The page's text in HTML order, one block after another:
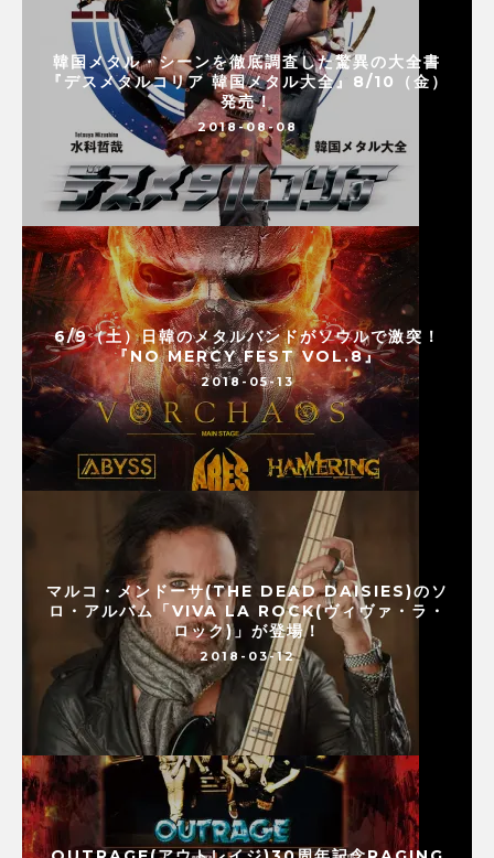
韓国メタル・シーンを徹底調査した驚異の大全書
『デスメタルコリア 韓国メタル大全』8/10（金）
発売！
2018-08-08
6/9（土）日韓のメタルバンドがソウルで激突！
『NO MERCY FEST VOL.8』
2018-05-13
マルコ・メンドーサ(THE DEAD DAISIES)のソ
ロ・アルバム「VIVA LA ROCK(ヴィヴァ・ラ・
ロック)」が登場！
2018-03-12